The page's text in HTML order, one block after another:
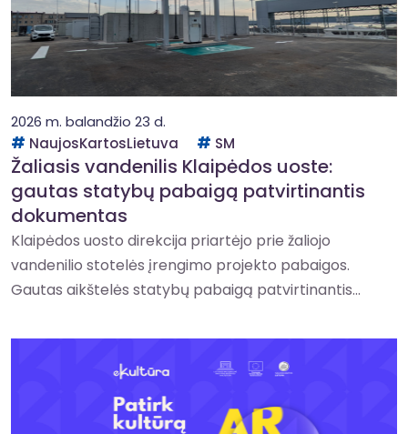
2026 m. balandžio 23 d.
NaujosKartosLietuva
SM
Žaliasis vandenilis Klaipėdos uoste:
gautas statybų pabaigą patvirtinantis
dokumentas
Klaipėdos uosto direkcija priartėjo prie žaliojo
vandenilio stotelės įrengimo projekto pabaigos.
Gautas aikštelės statybų pabaigą patvirtinantis...